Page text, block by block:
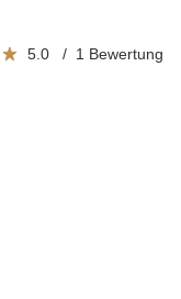
5.0 / 1 Bewertung